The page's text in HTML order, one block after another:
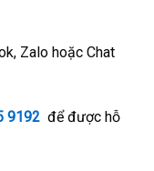
Zalo hoặc Chat
9192 để được hỗ